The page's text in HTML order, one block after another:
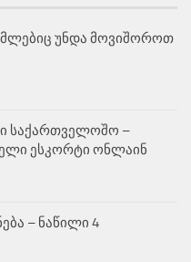
უნდა მოვიშოროთ
საქართველოშო –
ესკორტი ონლაინ
– ნაწილი 4